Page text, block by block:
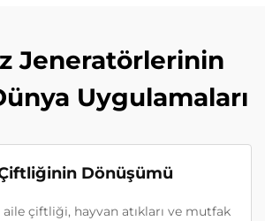
Jeneratörlerinin
Uygulamaları
Dönüşümü
çiftliği, hayvan atıkları ve mutfak